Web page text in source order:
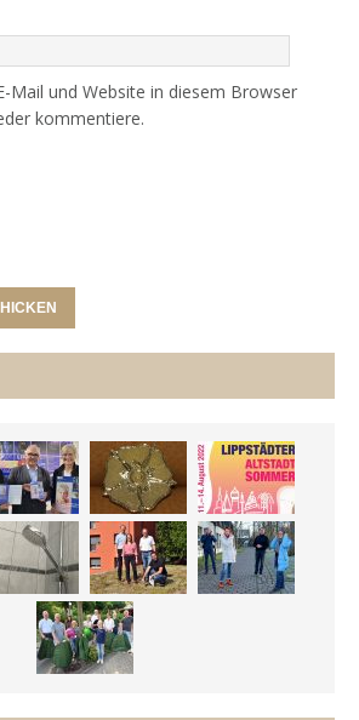
Mail und Website in diesem Browser
kommentiere.